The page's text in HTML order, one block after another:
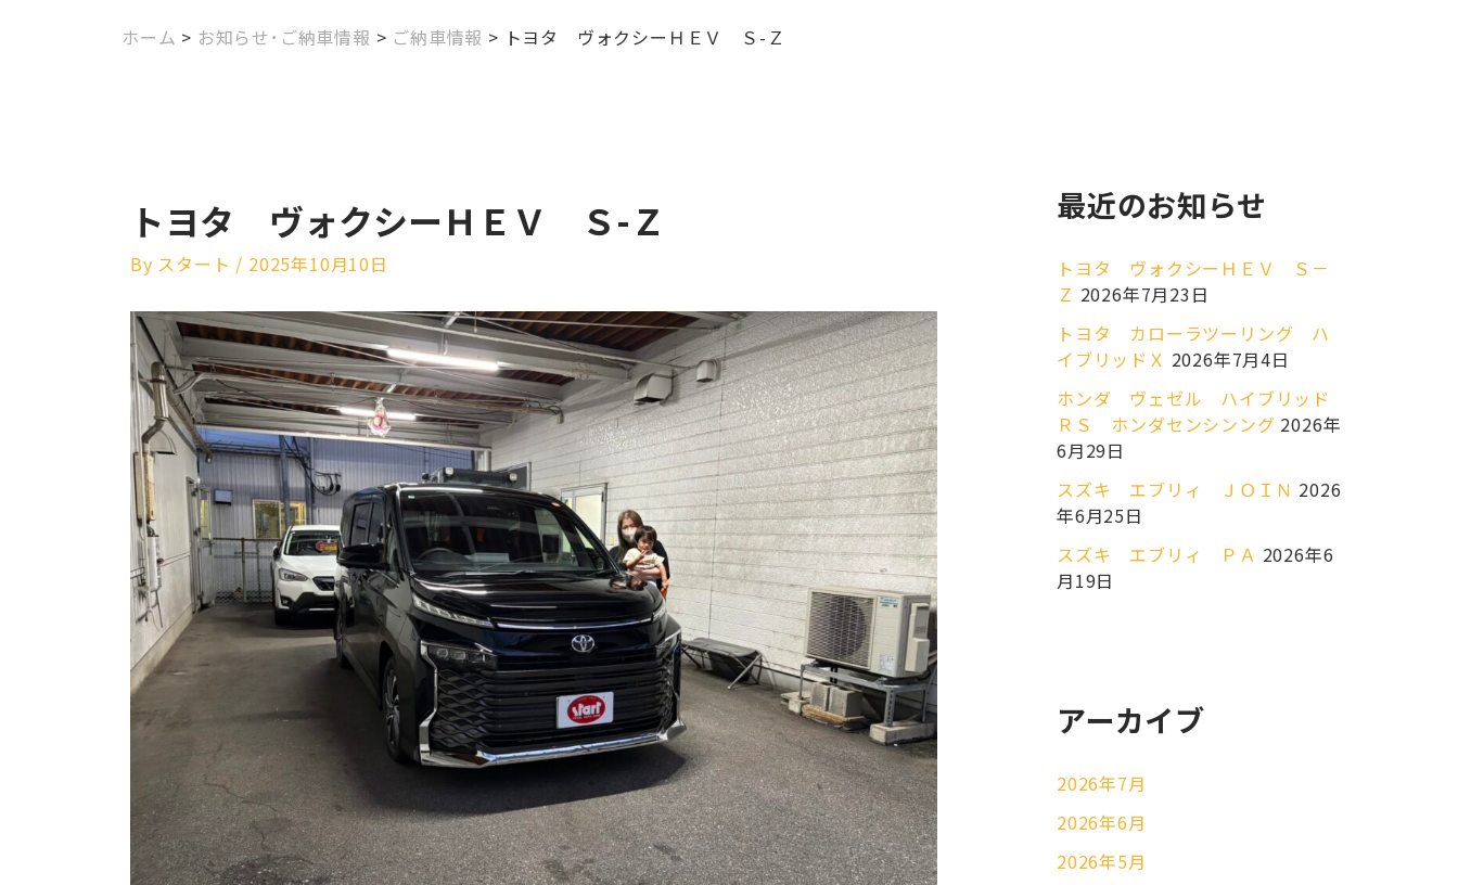
ホーム > お知らせ･ご納車情報 > ご納車情報 > トヨタ ヴォクシーＨＥＶ Ｓ-Ｚ
トヨタ ヴォクシーＨＥＶ Ｓ-Ｚ
By スタート / 2025年10月10日
最近のお知らせ
トヨタ ヴォクシーＨＥＶ Ｓ－
Ｚ 2026年7月23日
トヨタ カローラツーリング ハ
イブリッドＸ 2026年7月4日
ホンダ ヴェゼル ハイブリッド
ＲＳ ホンダセンシンング 2026年
6月29日
スズキ エブリィ ＪＯＩＮ 2026
年6月25日
スズキ エブリィ ＰＡ 2026年6
月19日
アーカイブ
2026年7月
2026年6月
2026年5月